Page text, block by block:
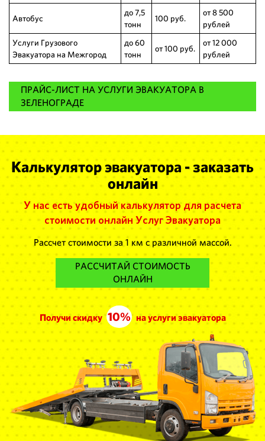
Автобус
до 7,5
тонн
100 руб.
от 8 500
рублей
Услуги Грузового
Эвакуатора на Межгород
до 60
тонн
от 100 руб.
от 12 000
рублей
ПРАЙС-ЛИСТ НА УСЛУГИ ЭВАКУАТОРА В
ЗЕЛЕНОГРАДЕ
Калькулятор эвакуатора - заказать
онлайн
У нас есть удобный калькулятор для расчета
стоимости онлайн Услуг Эвакуатора
Рассчет стоимости за 1 км с различной массой.
РАССЧИТАЙ СТОИМОСТЬ
ОНЛАЙН
Получи скидку 10% на услуги эвакуатора